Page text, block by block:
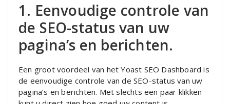
1. Eenvoudige controle van
de SEO-status van uw
pagina’s en berichten.
Een groot voordeel van het Yoast SEO Dashboard is
de eenvoudige controle van de SEO-status van uw
pagina’s en berichten. Met slechts een paar klikken